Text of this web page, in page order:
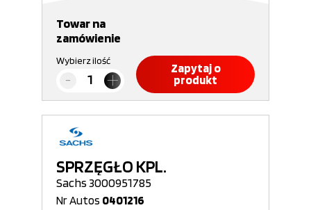
Towar na
zamówienie
Wybierz ilość
Zapytaj o
produkt
SPRZĘGŁO KPL.
Sachs 3000951785
Nr Autos 0401216